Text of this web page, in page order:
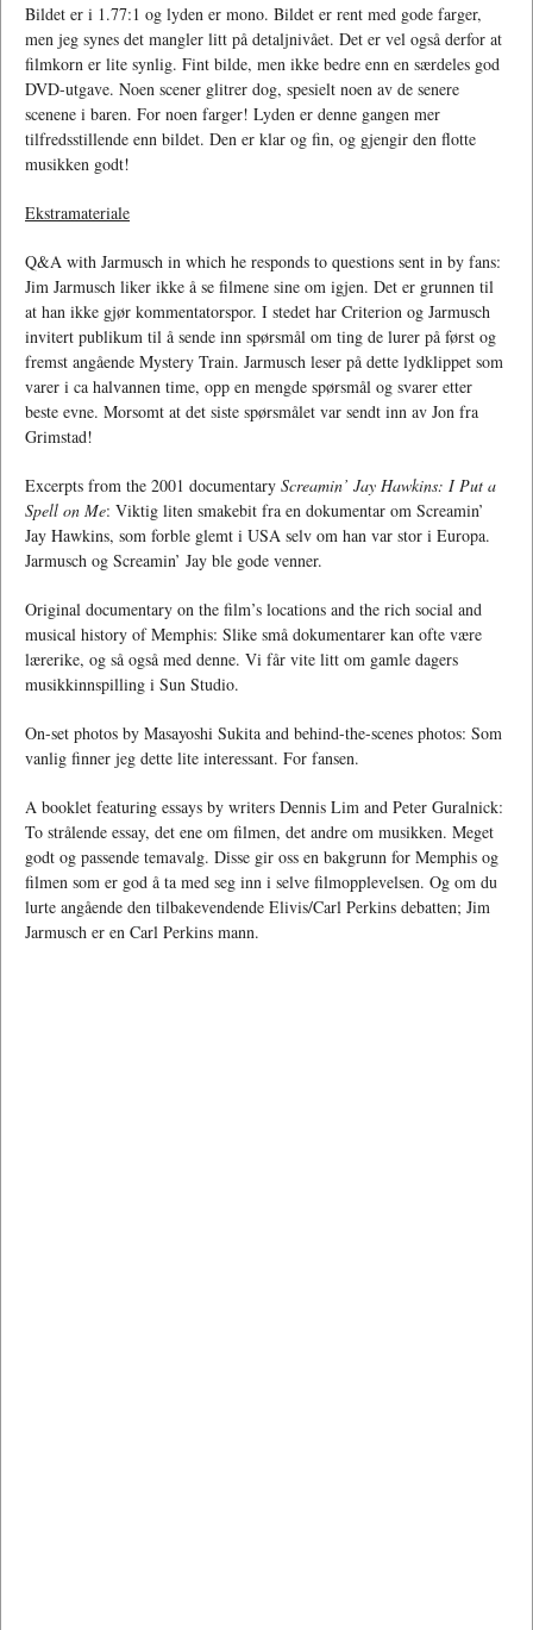
Bildet er i 1.77:1 og lyden er mono. Bildet er rent med gode farger,
men jeg synes det mangler litt på detaljnivået. Det er vel også derfor at
filmkorn er lite synlig. Fint bilde, men ikke bedre enn en særdeles god
DVD-utgave. Noen scener glitrer dog, spesielt noen av de senere
scenene i baren. For noen farger! Lyden er denne gangen mer
tilfredsstillende enn bildet. Den er klar og fin, og gjengir den flotte
musikken godt!
Ekstramateriale
Q&A with Jarmusch in which he responds to questions sent in by fans:
Jim Jarmusch liker ikke å se filmene sine om igjen. Det er grunnen til
at han ikke gjør kommentatorspor. I stedet har Criterion og Jarmusch
invitert publikum til å sende inn spørsmål om ting de lurer på først og
fremst angående Mystery Train. Jarmusch leser på dette lydklippet som
varer i ca halvannen time, opp en mengde spørsmål og svarer etter
beste evne. Morsomt at det siste spørsmålet var sendt inn av Jon fra
Grimstad!
Excerpts from the 2001 documentary Screamin’ Jay Hawkins: I Put a
Spell on Me: Viktig liten smakebit fra en dokumentar om Screamin’
Jay Hawkins, som forble glemt i USA selv om han var stor i Europa.
Jarmusch og Screamin’ Jay ble gode venner.
Original documentary on the film’s locations and the rich social and
musical history of Memphis: Slike små dokumentarer kan ofte være
lærerike, og så også med denne. Vi får vite litt om gamle dagers
musikkinnspilling i Sun Studio.
On-set photos by Masayoshi Sukita and behind-the-scenes photos: Som
vanlig finner jeg dette lite interessant. For fansen.
A booklet featuring essays by writers Dennis Lim and Peter Guralnick:
To strålende essay, det ene om filmen, det andre om musikken. Meget
godt og passende temavalg. Disse gir oss en bakgrunn for Memphis og
filmen som er god å ta med seg inn i selve filmopplevelsen. Og om du
lurte angående den tilbakevendende Elivis/Carl Perkins debatten; Jim
Jarmusch er en Carl Perkins mann.